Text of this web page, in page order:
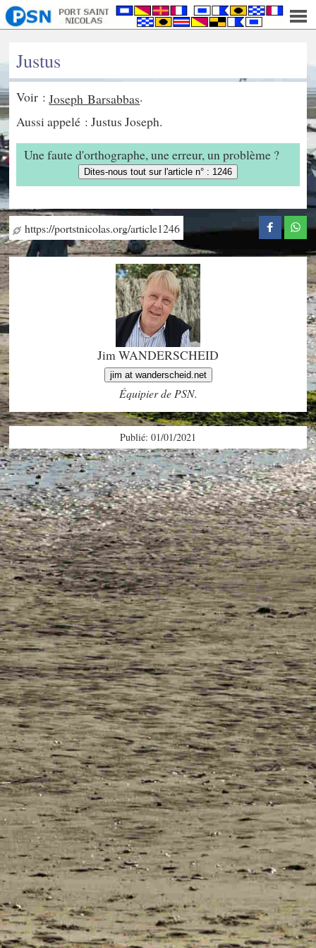
Justus
Voir : Joseph Barsabbas.
Aussi appelé : Justus Joseph.
Une faute d'orthographe, une erreur, un problème ?
Dites-nous tout sur l'article n° : 1246
https://portstnicolas.org/article1246
Jim WANDERSCHEID
jim at wanderscheid.net
Équipier de PSN.
Publié: 01/01/2021